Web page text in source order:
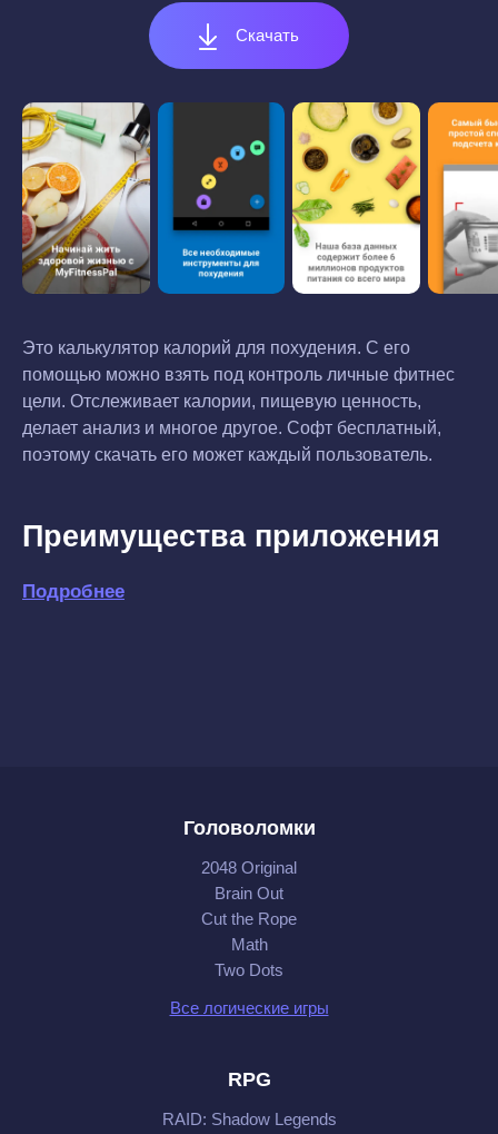
Скачать
Это калькулятор калорий для похудения. С его
помощью можно взять под контроль личные фитнес
цели. Отслеживает калории, пищевую ценность,
делает анализ и многое другое. Софт бесплатный,
поэтому скачать его может каждый пользователь.
Преимущества приложения
Подробнее
Головоломки
2048 Original
Brain Out
Cut the Rope
Math
Two Dots
Все логические игры
RPG
RAID: Shadow Legends